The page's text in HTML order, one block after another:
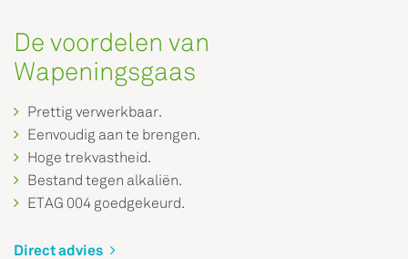
De voordelen van
Wapeningsgaas
Prettig verwerkbaar.
Eenvoudig aan te brengen.
Hoge trekvastheid.
Bestand tegen alkaliën.
ETAG 004 goedgekeurd.
Direct advies